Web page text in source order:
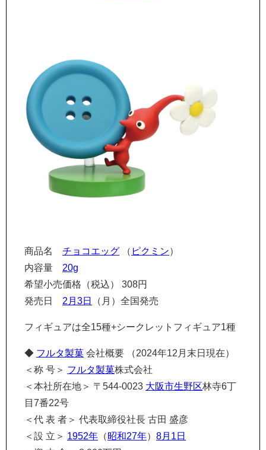
商品名 チョコエッグ （ ピクミン）
内容量 20g
希望小売価格（税込） 308円
発売日 2月3日 （月）全国発売
フィギュアは全15種+シークレットフィギュア1種
◆ フルタ製菓 会社概要 （2024年12月末日現在）
＜称 号＞ フルタ製菓株式会社
＜本社所在地＞ 〒544-0023 大阪市生野区林寺6丁
目7番22号
＜代 表 者＞ 代表取締役社長 古田 盛彦
＜設 立＞ 1952年 （昭和27年） 8月1日